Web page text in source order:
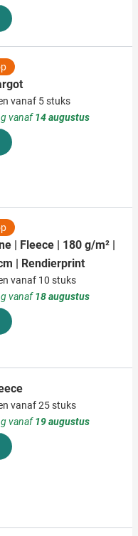
vanaf 5 stuks
vanaf14 augustus
| Fleece | 180 g/m² |
| Rendierprint
vanaf 10 stuks
vanaf18 augustus
vanaf 25 stuks
vanaf19 augustus